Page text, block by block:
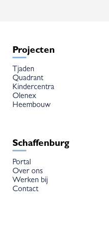
Projecten
Tjaden
Quadrant
Kindercentra
Olenex
Heembouw
Schaffenburg
Portal
Over ons
Werken bij
Contact